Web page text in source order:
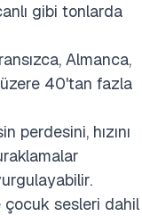
gibi tonlarda
Almanca,
40'tan fazla
perdesini, hızını
çocuk sesleri dahil